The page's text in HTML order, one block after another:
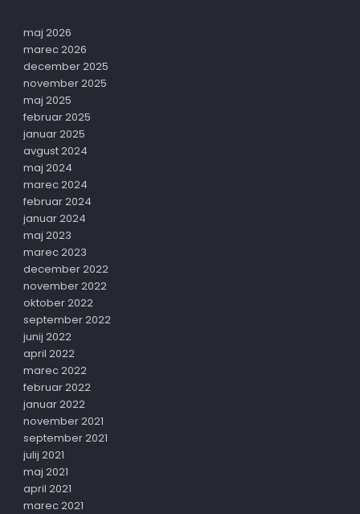
maj 2026
marec 2026
december 2025
november 2025
maj 2025
februar 2025
januar 2025
avgust 2024
maj 2024
marec 2024
februar 2024
januar 2024
maj 2023
marec 2023
december 2022
november 2022
oktober 2022
september 2022
junij 2022
april 2022
marec 2022
februar 2022
januar 2022
november 2021
september 2021
julij 2021
maj 2021
april 2021
marec 2021